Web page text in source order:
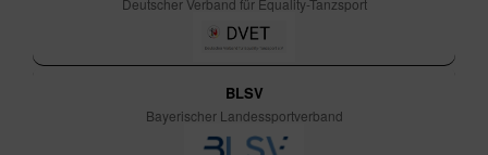
Deutscher Verband für Equality-Tanzsport
BLSV
Bayerischer Landessportverband